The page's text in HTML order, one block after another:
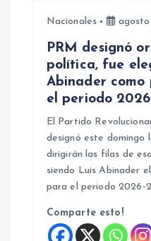
Nacionales
PRM designó
política, fue
Abinader
el periodo
El Partido
designó este domingo
dirigirán las filas de
siendo Luis Abinader
para el periodo 2026-
Comparte esto!